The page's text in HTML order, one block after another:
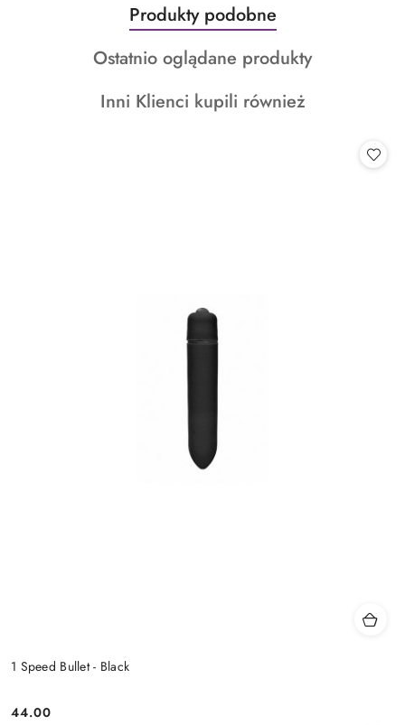
Pomiń karuzelę produktów
Produkty
o
statusie:
Produkty podobne
Produkty
statusie:
Ostatnio oglądane produkty
Produkty
Inni Klienci kupili również
1 Speed Bullet - Black
44.00